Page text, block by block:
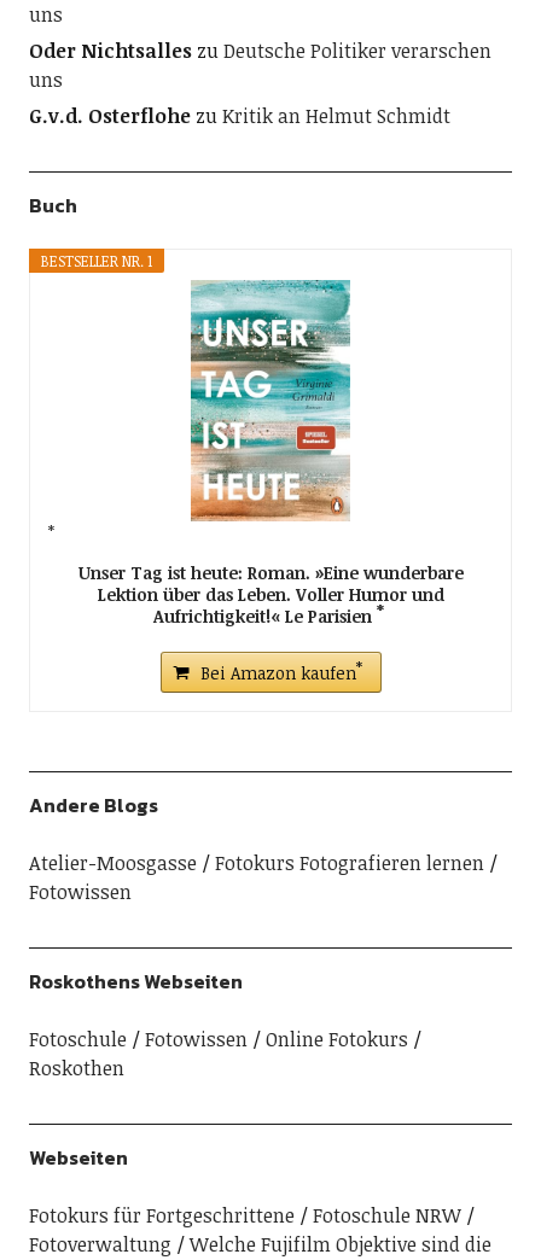
uns
Oder NichtsalleszuDeutsche Politiker verarschen
uns
G.v.d. OsterflohezuKritik an Helmut Schmidt
Buch
BESTSELLER NR. 1
Unser Tag ist heute: Roman. »Eine wunderbare
Lektion über das Leben. Voller Humor und
Aufrichtigkeit!« Le Parisien
Bei Amazon kaufen
Andere Blogs
Atelier-Moosgasse
Fotokurs Fotografieren lernen
Fotowissen
Roskothens Webseiten
Fotoschule Fotowissen
Online Fotokurs
Roskothen
Webseiten
Fotokurs für Fortgeschrittene
Fotoschule NRW
Fotoverwaltung
Welche Fujifilm Objektive sind die